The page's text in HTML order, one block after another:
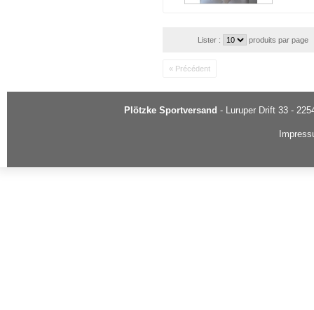
Lister : produits par page
« Précédent
Plötzke Sportversand - Luruper Drift 33 -